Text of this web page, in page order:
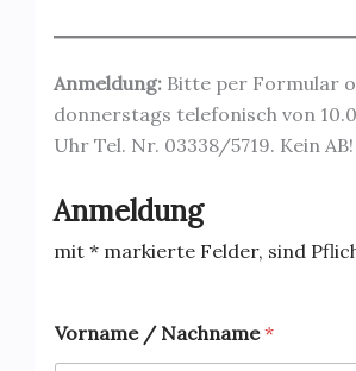
Anmeldung:Bitte per Formular
donnerstags telefonisch von
Uhr Tel. Nr. 03338/5719. Kein AB!
Anmeldung
mit * markierte Felder, sind
Vorname / Nachname*